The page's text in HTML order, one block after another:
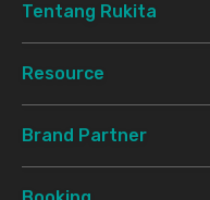
Tentang Rukita
Resource
Brand Partner